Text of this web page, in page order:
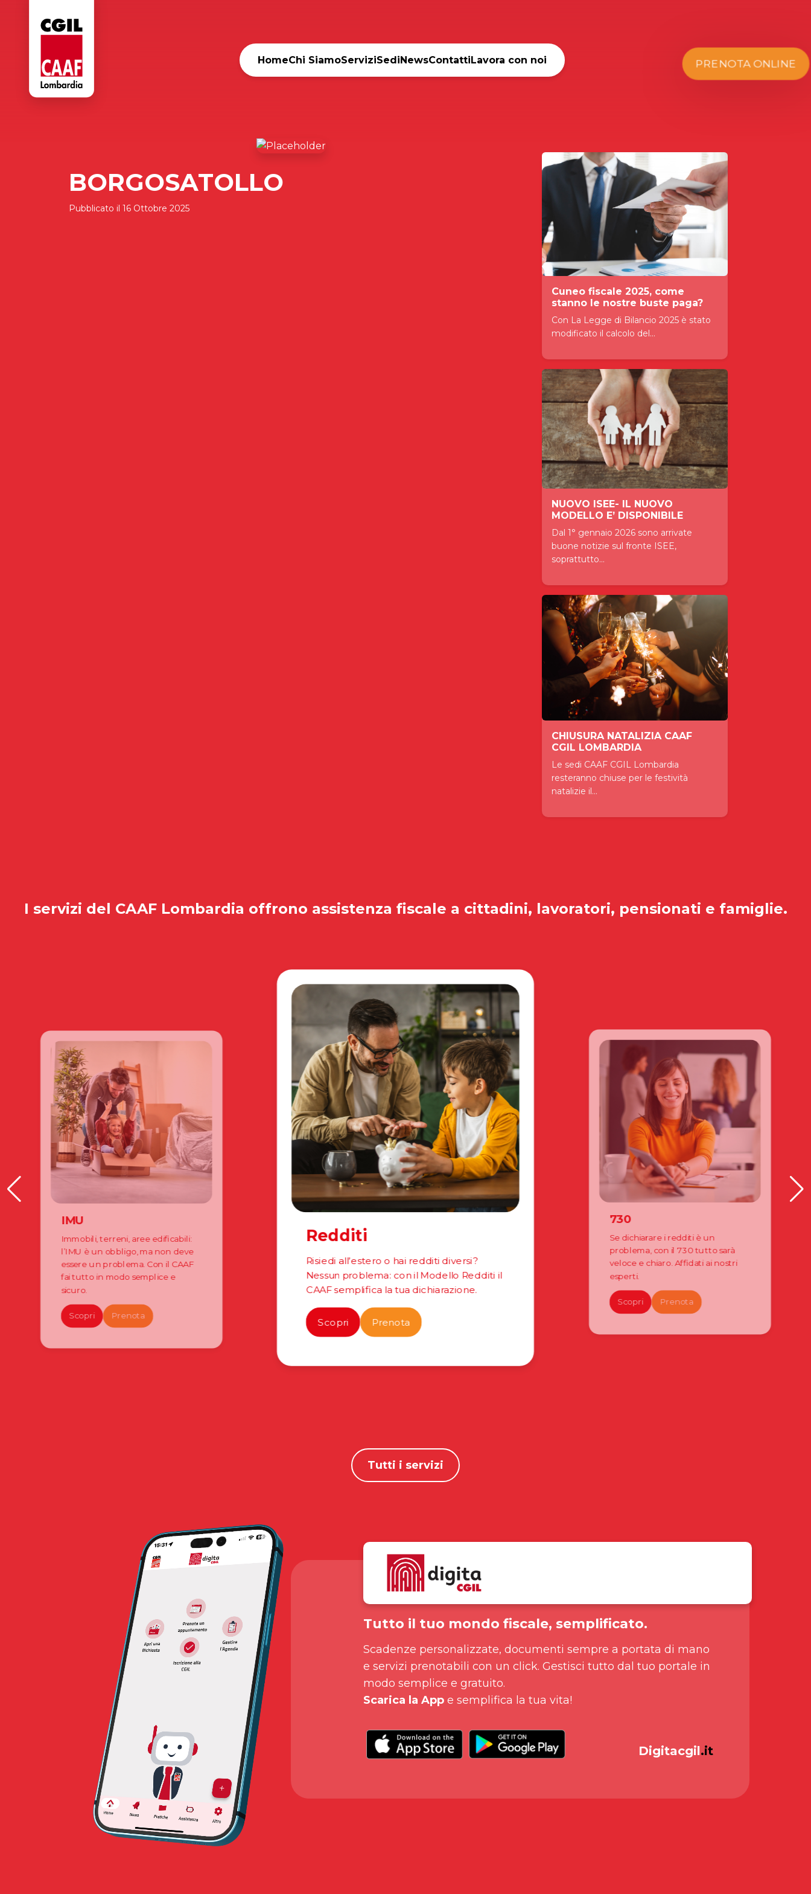
HomeChi SiamoServiziSedi NewsContatti Lavora con noi PRENOTA ONLINE
BORGOSATOLLO
Pubblicato il 16 Ottobre 2025
Cuneo fiscale 2025, come
stanno le nostre buste paga?
Con La Legge di Bilancio 2025 è stato
modificato il calcolo del...
NUOVO ISEE- IL NUOVO
MODELLO E’ DISPONIBILE
Dal 1° gennaio 2026 sono arrivate
buone notizie sul fronte ISEE,
soprattutto...
CHIUSURA NATALIZIA CAAF
CGIL LOMBARDIA
Le sedi CAAF CGIL Lombardia
resteranno chiuse per le festività
natalizie il...
I servizi del CAAF Lombardia offrono assistenza fiscale a cittadini, lavoratori, pensionati e famiglie.
IMU
Immobili, terreni, aree edificabili:
l’IMU è un obbligo, ma non deve
essere un problema. Con il CAAF
fai tutto in modo semplice e
sicuro.
Scopri Prenota
Redditi
Risiedi all’estero o hai redditi diversi?
Nessun problema: con il Modello Redditi il
CAAF semplifica la tua dichiarazione.
Scopri Prenota
730
Se dichiarare i redditi è un
problema, con il 730 tutto sarà
veloce e chiaro. Affidati ai nostri
esperti.
Scopri Prenota
Tutti i servizi
Tutto il tuo mondo fiscale, semplificato.
Scadenze personalizzate, documenti sempre a portata di mano
e servizi prenotabili con un click. Gestisci tutto dal tuo portale in
modo semplice e gratuito.
Scarica la App e semplifica la tua vita!
Digitacgil.it